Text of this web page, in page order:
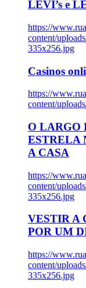
LEVI’s e
https://
content/
335x256.jpg
Casinos
https://
content/
O LARGO
ESTRELA
A CASA
https://
content/
335x256.jpg
VESTIR A
POR UM
https://
content/
335x256.jpg